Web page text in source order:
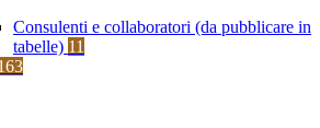
Consulenti e collaboratori (da pubblicare in
tabelle) 11